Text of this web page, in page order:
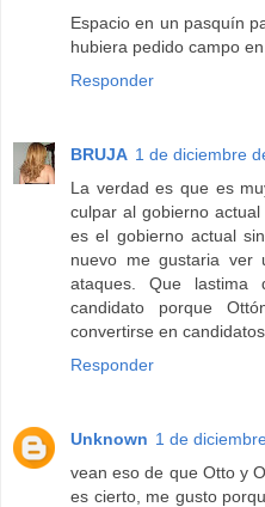
Espacio en un pasquín
hubiera pedido campo
Responder
BRUJA 1 de diciembre
La verdad es que es
culpar al gobierno
es el gobierno actual
nuevo me gustaria
ataques. Que
candidato porque
convertirse en
Responder
Unknown 1 de
vean eso de que Otto y
es cierto, me gusto